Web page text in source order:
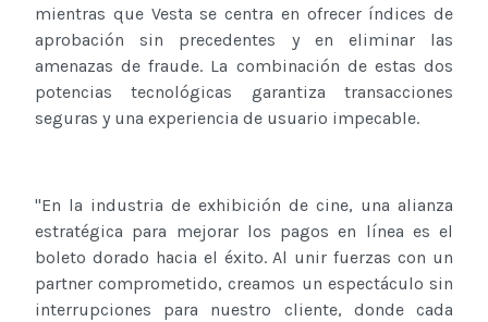
mientras que Vesta se centra en ofrecer índices de
aprobación sin precedentes y en eliminar las
amenazas de fraude. La combinación de estas dos
potencias tecnológicas garantiza transacciones
seguras y una experiencia de usuario impecable.
"En la industria de exhibición de cine, una alianza
estratégica para mejorar los pagos en línea es el
boleto dorado hacia el éxito. Al unir fuerzas con un
partner comprometido, creamos un espectáculo sin
interrupciones para nuestro cliente, donde cada